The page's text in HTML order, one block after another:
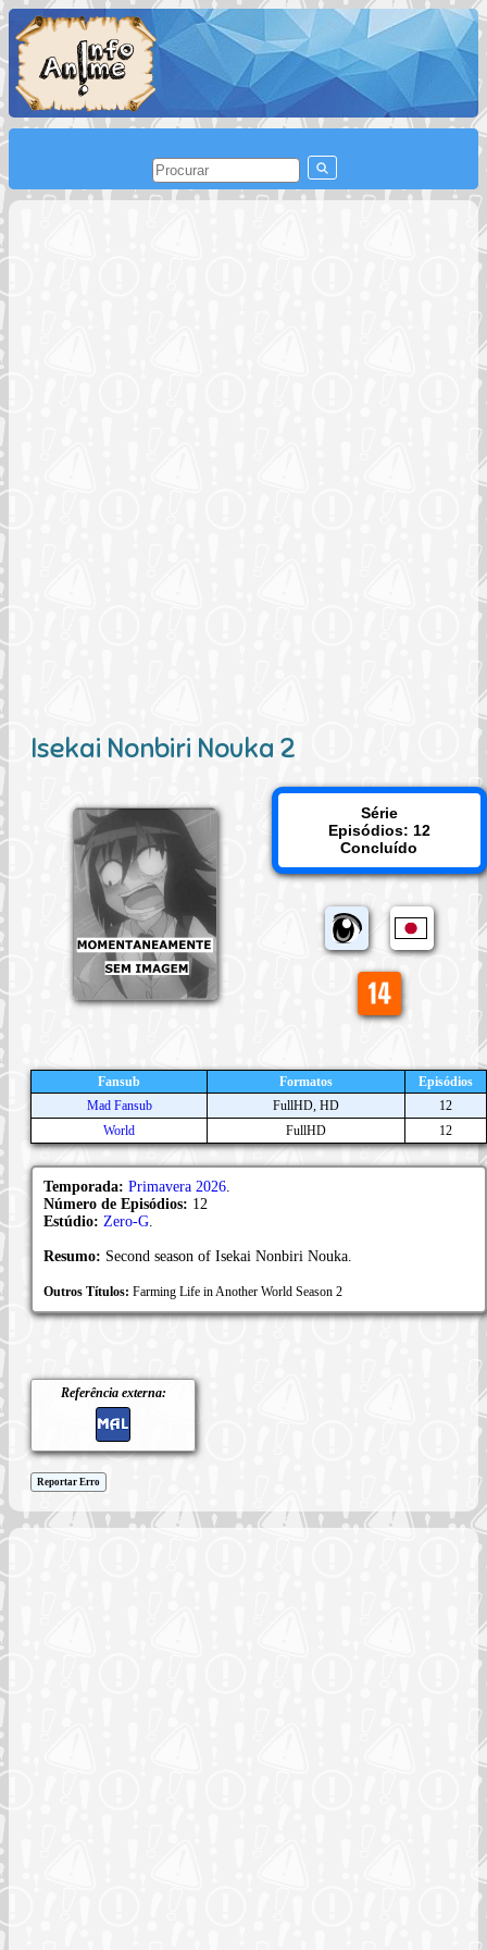
Isekai Nonbiri Nouka 2
Série
Episódios: 12
Concluído
Fansub Formatos
Episódios
Mad Fansub
FullHD, HD
12
World
FullHD 12
Temporada: Primavera 2026
Número de Episódios: 12
Estúdio: Zero-G
Resumo: Second season of Isekai Nonbiri Nouka.
Outros Títulos: Farming Life in Another World Season 2
Referência externa:
Reportar Erro